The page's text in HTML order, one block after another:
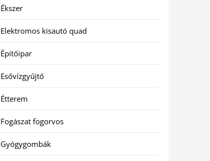
Ékszer
Elektromos kisautó quad
Építőipar
Esővízgyűjtő
Étterem
Fogászat fogorvos
Gyógygombák